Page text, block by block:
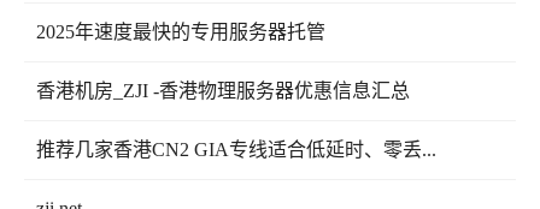
2025年速度最快的专用服务器托管
香港机房_ZJI -香港物理服务器优惠信息汇总
推荐几家香港CN2 GIA专线适合低延时、零丢...